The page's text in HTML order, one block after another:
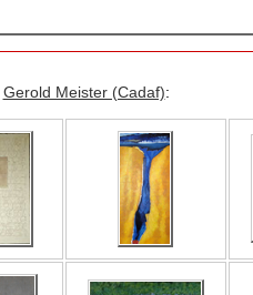
Gerold Meister (Cadaf):